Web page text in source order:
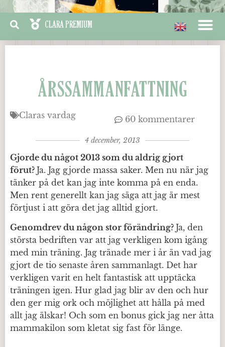
ÅRSSAMMANFATTNING
Claras vardag 60 kommentarer
4 december, 2013
Gjorde du något 2013 som du aldrig gjort
förut? Ja. Jag gjorde massa saker. Men nu när jag
tänker på det kan jag inte komma på en enda.
Men rent generellt kan jag säga att jag är mest
förtjust i att göra det jag alltid gjort.
Genomdrev du någon stor förändring? Ja, den
största bedriften var att jag verkligen kom igång
med min träning. Jag tränade mer i år än vad jag
gjort de tio senaste åren sammanlagt. Det har
verkligen varit en helt fantastisk att upptäcka
träningen igen. Hur glad jag blir av den och hur
den ger mig ork och möjlighet att hålla på med
allt jag älskar! Och som en bonus gick jag ner åtta
mammakilon som kletat sig fast för länge.